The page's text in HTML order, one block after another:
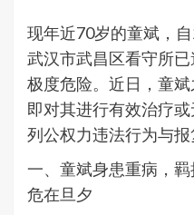
现年近70岁的童斌，
武汉市武昌区看守所
极度危险。近日，童
即对其进行有效治疗
列公权力违法行为与报
一、童斌身患重病，
危在旦夕